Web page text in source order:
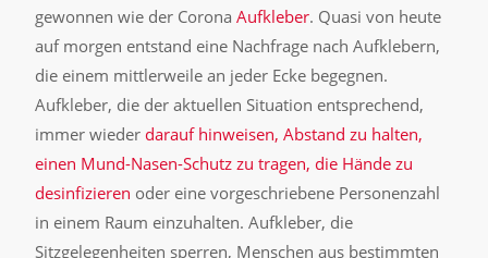
gewonnen wie der CoronaAufkleber. Quasi von heute
auf morgen entstand eine Nachfrage nach Aufklebern,
die einem mittlerweile an jeder Ecke begegnen.
Aufkleber, die der aktuellen Situation entsprechend,
immer wiederdarauf hinweisen, Abstand zu halten,
einen Mund-Nasen-Schutz zu tragen, die Hände zu
desinfizieren oder eine vorgeschriebene Personenzahl
in einem Raum einzuhalten. Aufkleber, die
Sitzgelegenheiten sperren, Menschen aus bestimmten